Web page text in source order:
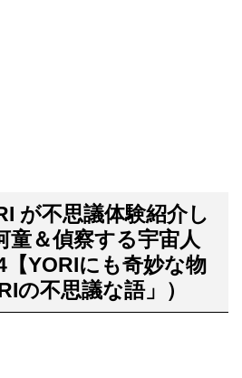
が不思議体験紹介し
童＆偵察する宇宙人
YORIにも奇妙な物
の不思議な語」）